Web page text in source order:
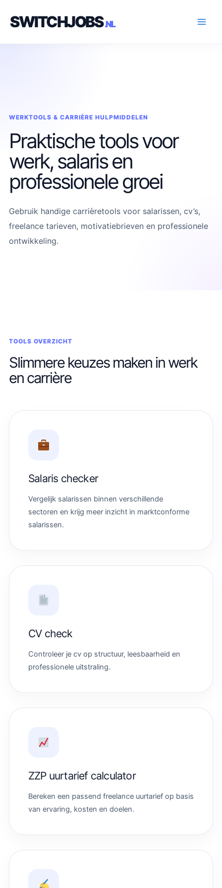
naarSWITCHJOBS
WERKTOOLS & CARRIÈRE HULPMIDDELEN
Praktische tools voor
werk, salaris en
professionele groei
Gebruik handige carrièretools voor salarissen, cv’s,
freelance tarieven, motivatiebrieven en professionele
ontwikkeling.
TOOLS OVERZICHT
Slimmere keuzes maken in werk
en carrière
Salaris checker
Vergelijk salarissen binnen verschillende
sectoren en krijg meer inzicht in marktconforme
salarissen.
CV check
Controleer je cv op structuur, leesbaarheid en
professionele uitstraling.
ZZP uurtarief calculator
Bereken een passend freelance uurtarief op basis
van ervaring, kosten en doelen.